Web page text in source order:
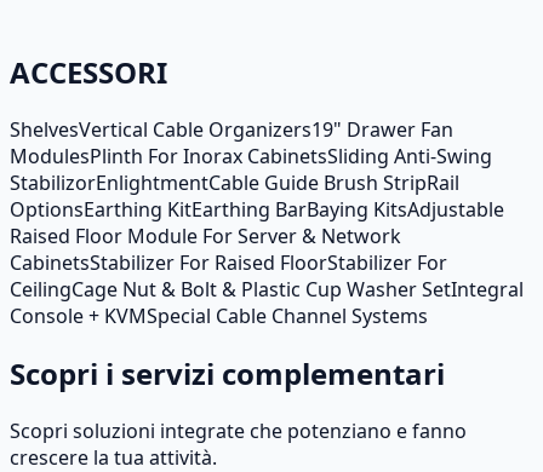
ACCESSORI
ShelvesVertical Cable Organizers19" Drawer Fan
ModulesPlinth For Inorax CabinetsSliding Anti-Swing
StabilizorEnlightmentCable Guide Brush StripRail
OptionsEarthing KitEarthing BarBaying KitsAdjustable
Raised Floor Module For Server & Network
CabinetsStabilizer For Raised FloorStabilizer For
CeilingCage Nut & Bolt & Plastic Cup Washer SetIntegral
Console + KVMSpecial Cable Channel Systems
Scopri i servizi complementari
Scopri soluzioni integrate che potenziano e fanno
crescere la tua attività.